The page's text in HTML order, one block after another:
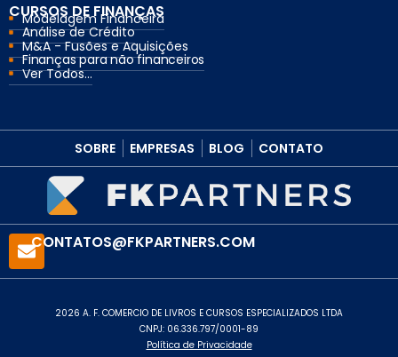
CURSOS DE FINANÇAS
Modelagem Financeira
Análise de Crédito
M&A - Fusões e Aquisições
Finanças para não financeiros
Ver Todos...
SOBRE EMPRESAS BLOG CONTATO
CONTATOS@FKPARTNERS.COM
2026 A. F. COMERCIO DE LIVROS E CURSOS ESPECIALIZADOS LTDA
CNPJ: 06.336.797/0001-89
Política de Privacidade